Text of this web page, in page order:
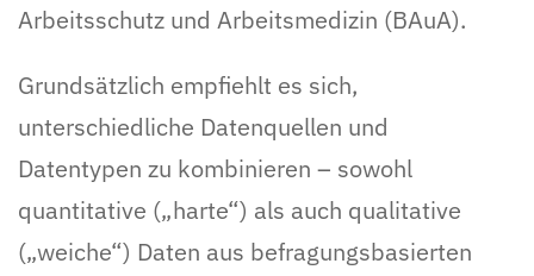
Arbeitsschutz und Arbeitsmedizin (BAuA).
Grundsätzlich empfiehlt es sich,
unterschiedliche Datenquellen und
Datentypen zu kombinieren – sowohl
quantitative („harte“) als auch qualitative
(„weiche“) Daten aus befragungsbasierten